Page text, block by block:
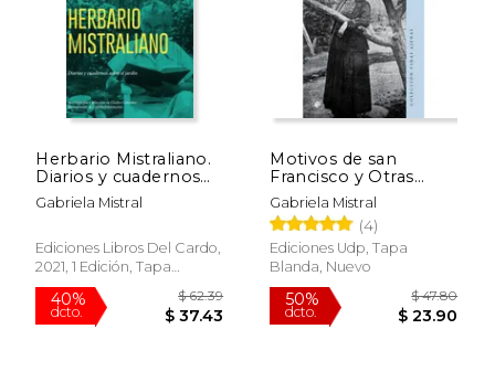
6%
dcto.
$ 33.95 50%
dcto.
Herbario Mistraliano.
Diarios y cuadernos
de jardín - Literatura
de naturaleza
Gabriela Mistral
Ediciones Libros Del Cardo,
2021, 1 Edición, Tapa
Blanda, Nuevo
Motivos de san
Francisco y Otras
Prosas Cristianas
Gabriela Mistral
(4)
Ediciones Udp, Tapa
Blanda, Nuevo